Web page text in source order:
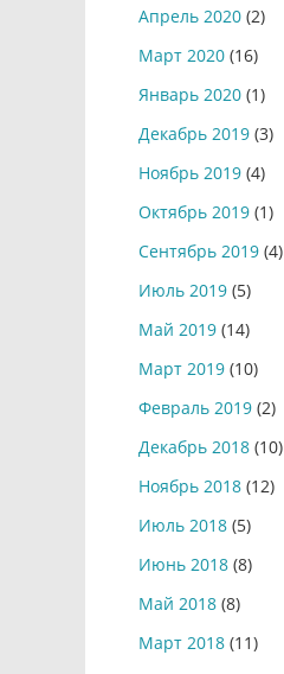
Апрель 2020 (2)
Март 2020 (16)
Январь 2020 (1)
Декабрь 2019 (3)
Ноябрь 2019 (4)
Октябрь 2019 (1)
Сентябрь 2019 (4)
Июль 2019 (5)
Май 2019 (14)
Март 2019 (10)
Февраль 2019 (2)
Декабрь 2018 (10)
Ноябрь 2018 (12)
Июль 2018 (5)
Июнь 2018 (8)
Май 2018 (8)
Март 2018 (11)